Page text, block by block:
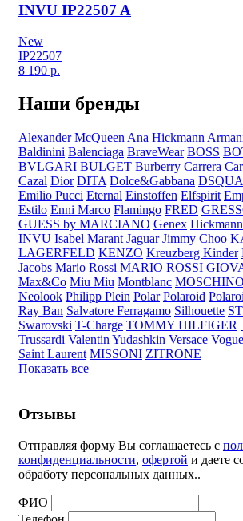
INVU IP22507 A
New
IP22507
8 190 р.
Наши бренды
Alexander McQueen Ana Hickmann
Baldinini Balenciaga BraveWear BOSS
BVLGARI BULGET Burberry Carrera
Cazal Dior DITA Dolce&Gabbana
Emilio Pucci Eternal Einstoffen Elfspirit
Estilo Enni Marco Flamingo FRED
GUESS by MARCIANO Genex Hickmann
INVU Isabel Marant Jaguar Jimmy Choo
LAGERFELD KENZO Kreuzberg Kinder
Jacobs Mario Rossi MARIO ROSSI
Max&Co Miu Miu Montblanc MOSCHINO
Neolook Philipp Plein Polar Polaroid
Ray Ban Salvatore Ferragamo Silhouette
Swarovski T-Charge TOMMY HILFIGER
Trussardi Valentin Yudashkin Versace Vogue
Saint Laurent MISSONI ZITRONE
Показать все
Отзывы
Отправляя форму Вы соглашаетесь с
конфиденциальности, офертой и даете
обработу персональных данных..
ФИО